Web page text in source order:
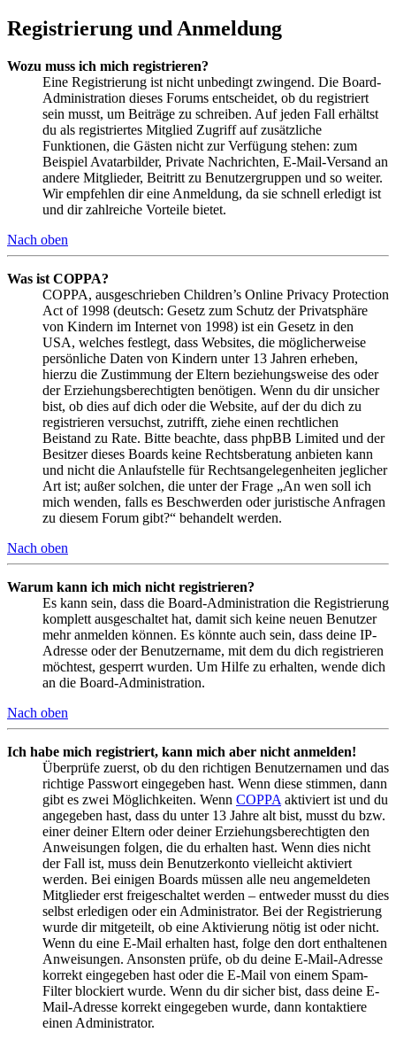
Registrierung und Anmeldung
Wozu muss ich mich registrieren?
Eine Registrierung ist nicht unbedingt zwingend. Die Board-
Administration dieses Forums entscheidet, ob du registriert
sein musst, um Beiträge zu schreiben. Auf jeden Fall erhältst
du als registriertes Mitglied Zugriff auf zusätzliche
Funktionen, die Gästen nicht zur Verfügung stehen: zum
Beispiel Avatarbilder, Private Nachrichten, E-Mail-Versand an
andere Mitglieder, Beitritt zu Benutzergruppen und so weiter.
Wir empfehlen dir eine Anmeldung, da sie schnell erledigt ist
und dir zahlreiche Vorteile bietet.
Nach oben
Was ist COPPA?
COPPA, ausgeschrieben Children’s Online Privacy Protection
Act of 1998 (deutsch: Gesetz zum Schutz der Privatsphäre
von Kindern im Internet von 1998) ist ein Gesetz in den
USA, welches festlegt, dass Websites, die möglicherweise
persönliche Daten von Kindern unter 13 Jahren erheben,
hierzu die Zustimmung der Eltern beziehungsweise des oder
der Erziehungsberechtigten benötigen. Wenn du dir unsicher
bist, ob dies auf dich oder die Website, auf der du dich zu
registrieren versuchst, zutrifft, ziehe einen rechtlichen
Beistand zu Rate. Bitte beachte, dass phpBB Limited und der
Besitzer dieses Boards keine Rechtsberatung anbieten kann
und nicht die Anlaufstelle für Rechtsangelegenheiten jeglicher
Art ist; außer solchen, die unter der Frage „An wen soll ich
mich wenden, falls es Beschwerden oder juristische Anfragen
zu diesem Forum gibt?“ behandelt werden.
Nach oben
Warum kann ich mich nicht registrieren?
Es kann sein, dass die Board-Administration die Registrierung
komplett ausgeschaltet hat, damit sich keine neuen Benutzer
mehr anmelden können. Es könnte auch sein, dass deine IP-
Adresse oder der Benutzername, mit dem du dich registrieren
möchtest, gesperrt wurden. Um Hilfe zu erhalten, wende dich
an die Board-Administration.
Nach oben
Ich habe mich registriert, kann mich aber nicht anmelden!
Überprüfe zuerst, ob du den richtigen Benutzernamen und das
richtige Passwort eingegeben hast. Wenn diese stimmen, dann
gibt es zwei Möglichkeiten. Wenn COPPA aktiviert ist und du
angegeben hast, dass du unter 13 Jahre alt bist, musst du bzw.
einer deiner Eltern oder deiner Erziehungsberechtigten den
Anweisungen folgen, die du erhalten hast. Wenn dies nicht
der Fall ist, muss dein Benutzerkonto vielleicht aktiviert
werden. Bei einigen Boards müssen alle neu angemeldeten
Mitglieder erst freigeschaltet werden – entweder musst du dies
selbst erledigen oder ein Administrator. Bei der Registrierung
wurde dir mitgeteilt, ob eine Aktivierung nötig ist oder nicht.
Wenn du eine E-Mail erhalten hast, folge den dort enthaltenen
Anweisungen. Ansonsten prüfe, ob du deine E-Mail-Adresse
korrekt eingegeben hast oder die E-Mail von einem Spam-
Filter blockiert wurde. Wenn du dir sicher bist, dass deine E-
Mail-Adresse korrekt eingegeben wurde, dann kontaktiere
einen Administrator.